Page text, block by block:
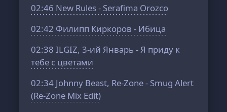
02:46 New Rules - Serafima Orozco
02:42 Филипп Киркоров - Ибица
02:38 ILGIZ, 3-ий Январь - Я приду к
тебе с цветами
02:34 Johnny Beast, Re-Zone - Smug Alert
(Re-Zone Mix Edit)